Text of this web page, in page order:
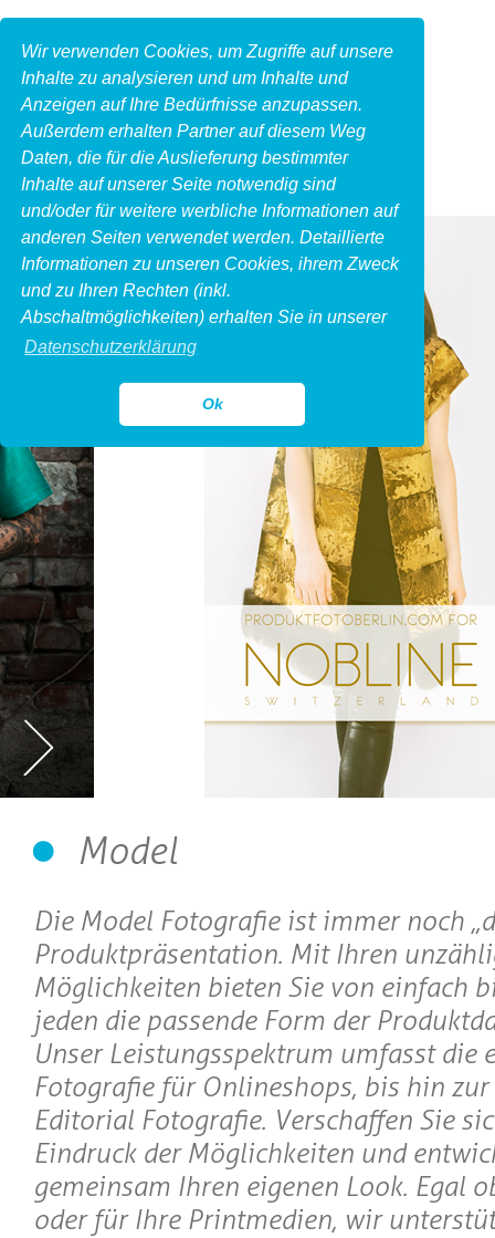
Wir verwenden Cookies, um Zugriffe auf unsere
Inhalte zu analysieren und um Inhalte und
Anzeigen auf Ihre Bedürfnisse anzupassen.
Außerdem erhalten Partner auf diesem Weg
Daten, die für die Auslieferung bestimmter
Inhalte auf unserer Seite notwendig sind
und/oder für weitere werbliche Informationen auf
anderen Seiten verwendet werden. Detaillierte
Informationen zu unseren Cookies, ihrem Zweck
und zu Ihren Rechten (inkl.
Abschaltmöglichkeiten) erhalten Sie in unserer
Datenschutzerklärung
Ok
Model
Die Model Fotografie ist immer noch
Produktpräsentation. Mit Ihren
Möglichkeiten bieten Sie von einfach
jeden die passende Form der
Unser Leistungsspektrum umfasst die
Fotografie für Onlineshops, bis hin
Editorial Fotografie. Verschaffen Sie
Eindruck der Möglichkeiten und
gemeinsam Ihren eigenen Look. Egal
oder für Ihre Printmedien, wir